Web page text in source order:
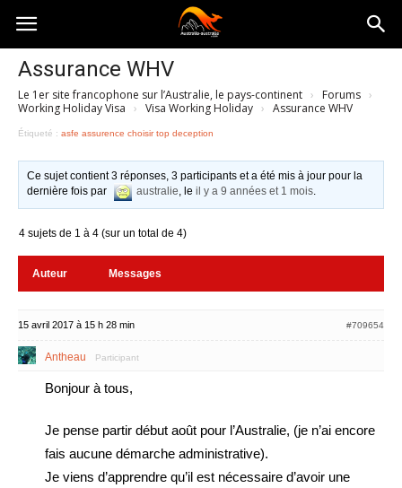
Australia-
australie.com
Assurance WHV
Le 1er site francophone sur l’Australie, le pays-continent › Forums ›
Working Holiday Visa › Visa Working Holiday › Assurance WHV
Étiqueté : asfe assurence choisir top deception
Ce sujet contient 3 réponses, 3 participants et a été mis à jour pour la
dernière fois par
australie, leil y a 9 années et 1 mois.
4 sujets de 1 à 4 (sur un total de 4)
Auteur Messages
15 avril 2017 à 15 h 28 min #709654
Antheau Participant
Bonjour à tous,
Je pense partir début août pour l’Australie, (je n’ai encore
fais aucune démarche administrative).
Je viens d’apprendre qu’il est nécessaire d’avoir une